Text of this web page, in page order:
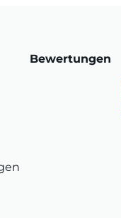
Bewertungen